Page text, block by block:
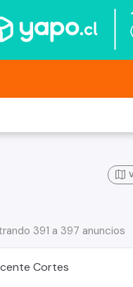
391 a 397 anuncios
Cortes